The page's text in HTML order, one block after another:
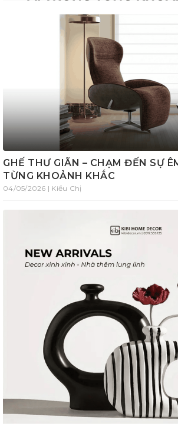
GHẾ THƯ GIÃN – CHẠM ĐẾN SỰ
TỪNG KHOẢNH KHẮC
04/05/2026 | Kiều Chị